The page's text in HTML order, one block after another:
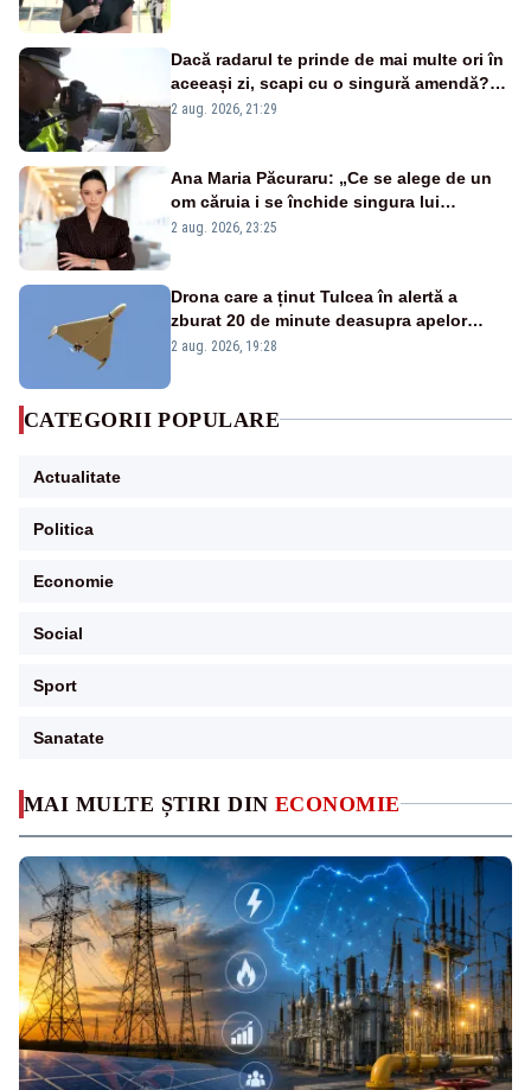
MAI MULTE ȘTIRI DIN ECONOMIE
Dacă radarul te prinde de mai multe ori în
aceeași zi, scapi cu o singură amendă?
Ce spune legea
2 aug. 2026, 21:29
Ana Maria Păcuraru: „Ce se alege de un
om căruia i se închide singura lui
portiță?”
2 aug. 2026, 23:25
Drona care a ținut Tulcea în alertă a
zburat 20 de minute deasupra apelor
României. Au fost ridicate două F-16
2 aug. 2026, 19:28
CATEGORII POPULARE
Actualitate
Politica
Economie
Social
Sport
Sanatate